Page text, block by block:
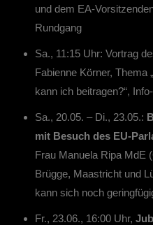
und dem EA-
Rundgang
Sa., 11:15 Uhr: Vortrag
Fabienne Körner, Thema
kann ich beitragen?“,
Sa., 20.05. – Di., 23.05.:
mit Besuch des EU-
Frau Manuela Ripa MdE
Brügge, Maastricht und
kann sich noch
Fr., 23.06., 16:00 Uhr,